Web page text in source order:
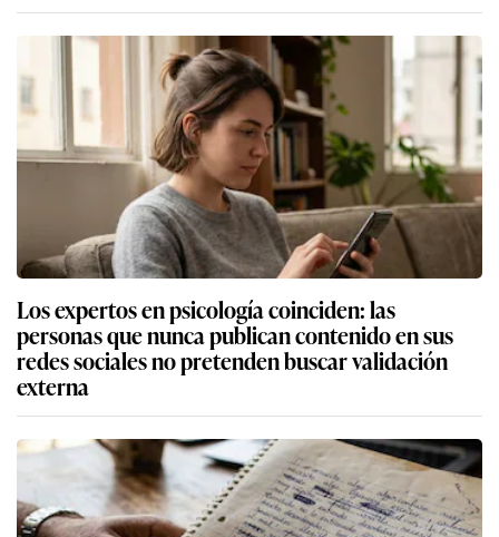
Los expertos en psicología coinciden: las
personas que nunca publican contenido en sus
redes sociales no pretenden buscar validación
externa